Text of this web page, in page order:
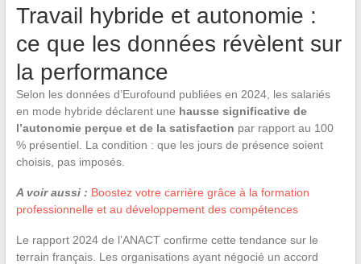
Travail hybride et autonomie :
ce que les données révèlent sur
la performance
Selon les données d’Eurofound publiées en 2024, les salariés
en mode hybride déclarent une hausse significative de
l’autonomie perçue et de la satisfaction par rapport au 100
% présentiel. La condition : que les jours de présence soient
choisis, pas imposés.
A voir aussi : Boostez votre carrière grâce à la formation
professionnelle et au développement des compétences
Le rapport 2024 de l’ANACT confirme cette tendance sur le
terrain français. Les organisations ayant négocié un accord